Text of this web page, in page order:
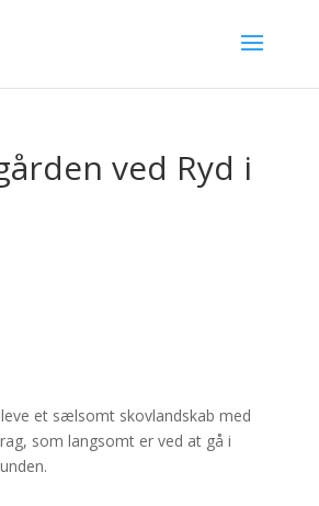
ved Ryd i
et sælsomt skovlandskab med
som langsomt er ved at gå i